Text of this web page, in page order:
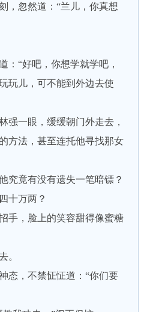
忽然道：“兰儿，你真想
“好吧，你想学就学吧，
玩儿，可不能到外边去使
一眼，缓缓朝门外走去，
方法，甚至连托他寻找那女
竟有没有遗失一笔暗镖？
十万两？
，脸上的笑容甜得像蜜糖
。
，不禁怔怔道：“你们要